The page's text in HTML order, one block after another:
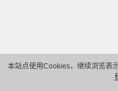
本站点使用Cookies，继续浏览表